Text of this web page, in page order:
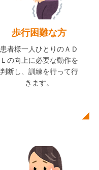
歩行困難な方
患者様一人ひとりのＡＤ
Ｌの向上に必要な動作を
判断し、訓練を行って行
きます。